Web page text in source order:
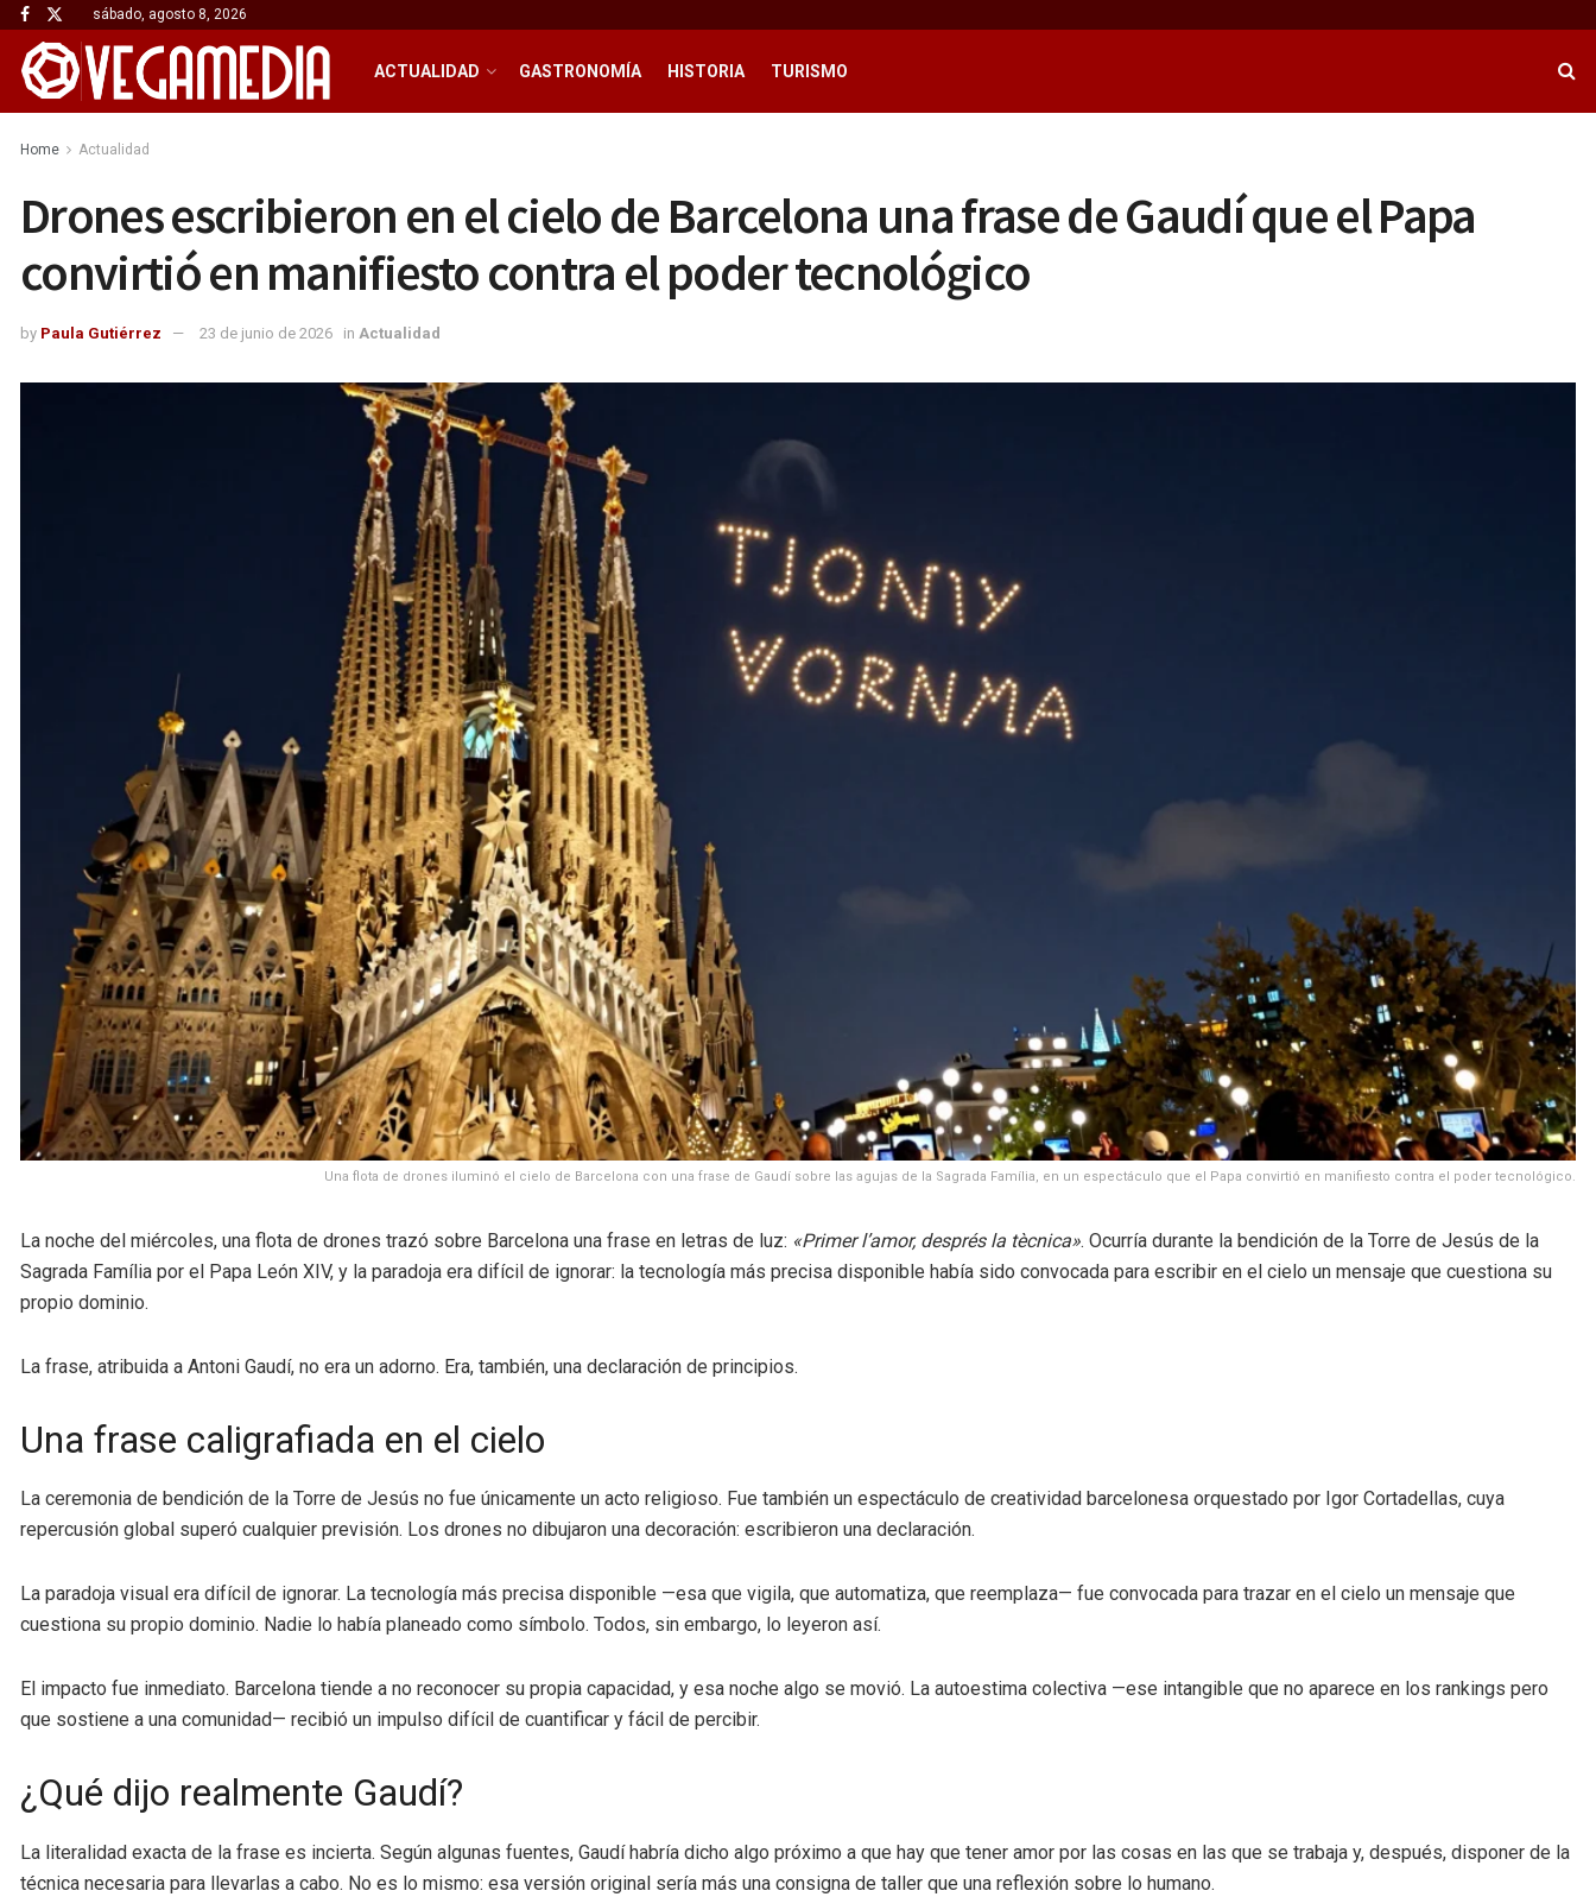
sábado, agosto 8, 2026
ACTUALIDAD GASTRONOMÍA HISTORIA TURISMO
Home Actualidad
Drones escribieron en el cielo de Barcelona una frase de Gaudí que el Papa
convirtió en manifiesto contra el poder tecnológico
by Paula Gutiérrez 23 de junio de 2026 in Actualidad
Una flota de drones iluminó el cielo de Barcelona con una frase de Gaudí sobre las agujas de la Sagrada Família, en un espectáculo que el Papa convirtió en manifiesto contra el poder tecnológico.
La noche del miércoles, una flota de drones trazó sobre Barcelona una frase en letras de luz: «Primer l’amor, després la tècnica». Ocurría durante la bendición de la Torre de Jesús de la
Sagrada Família por el Papa León XIV, y la paradoja era difícil de ignorar: la tecnología más precisa disponible había sido convocada para escribir en el cielo un mensaje que cuestiona su
propio dominio.
La frase, atribuida a Antoni Gaudí, no era un adorno. Era, también, una declaración de principios.
Una frase caligrafiada en el cielo
La ceremonia de bendición de la Torre de Jesús no fue únicamente un acto religioso. Fue también un espectáculo de creatividad barcelonesa orquestado por Igor Cortadellas, cuya
repercusión global superó cualquier previsión. Los drones no dibujaron una decoración: escribieron una declaración.
La paradoja visual era difícil de ignorar. La tecnología más precisa disponible —esa que vigila, que automatiza, que reemplaza— fue convocada para trazar en el cielo un mensaje que
cuestiona su propio dominio. Nadie lo había planeado como símbolo. Todos, sin embargo, lo leyeron así.
El impacto fue inmediato. Barcelona tiende a no reconocer su propia capacidad, y esa noche algo se movió. La autoestima colectiva —ese intangible que no aparece en los rankings pero
que sostiene a una comunidad— recibió un impulso difícil de cuantificar y fácil de percibir.
¿Qué dijo realmente Gaudí?
La literalidad exacta de la frase es incierta. Según algunas fuentes, Gaudí habría dicho algo próximo a que hay que tener amor por las cosas en las que se trabaja y, después, disponer de la
técnica necesaria para llevarlas a cabo. No es lo mismo: esa versión original sería más una consigna de taller que una reflexión sobre lo humano.